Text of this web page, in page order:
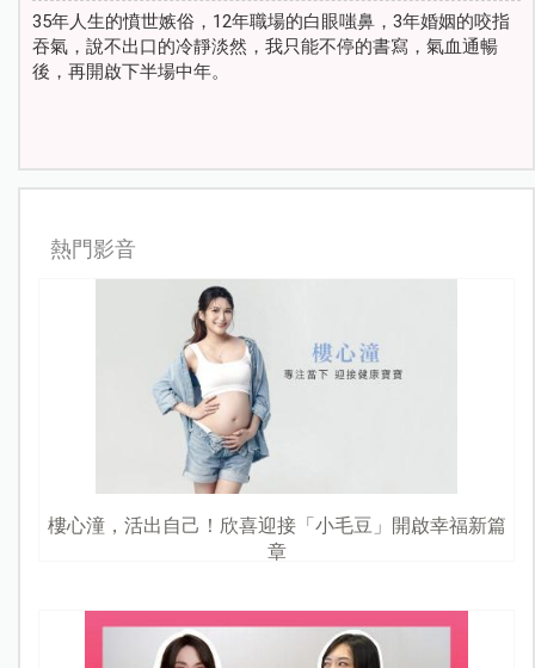
35年人生的憤世嫉俗，12年職場的白眼嗤鼻，3年婚姻的咬指
吞氣，說不出口的冷靜淡然，我只能不停的書寫，氣血通暢
後，再開啟下半場中年。
熱門影音
樓心潼，活出自己！欣喜迎接「小毛豆」開啟幸福新篇
章